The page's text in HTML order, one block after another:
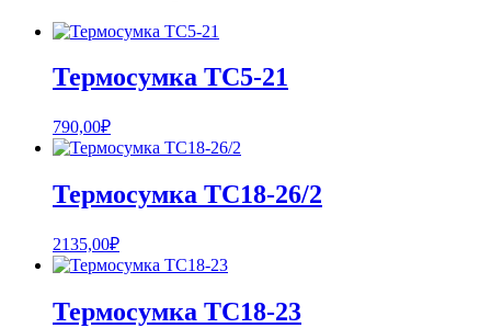
Термосумка ТС5-21
790,00₽
Термосумка ТС18-26/2
2135,00₽
Термосумка ТС18-23